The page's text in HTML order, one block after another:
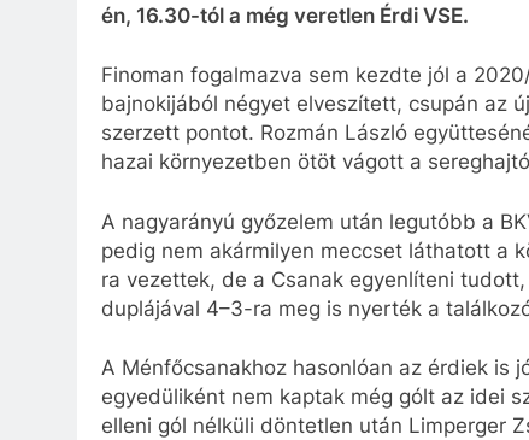
én, 16.30-tól a még veretlen Érdi VSE.
Finoman fogalmazva sem kezdte jól a
bajnokijából négyet elveszített, csupán az
szerzett pontot. Rozmán László
hazai környezetben ötöt vágott a
A nagyarányú győzelem után legutóbb a
pedig nem akármilyen meccset láthatott a
ra vezettek, de a Csanak egyenlíteni
duplájával 4–3-ra meg is nyerték a
A Ménfőcsanakhoz hasonlóan az érdiek is
egyedüliként nem kaptak még gólt az idei
elleni gól nélküli döntetlen után Limperger